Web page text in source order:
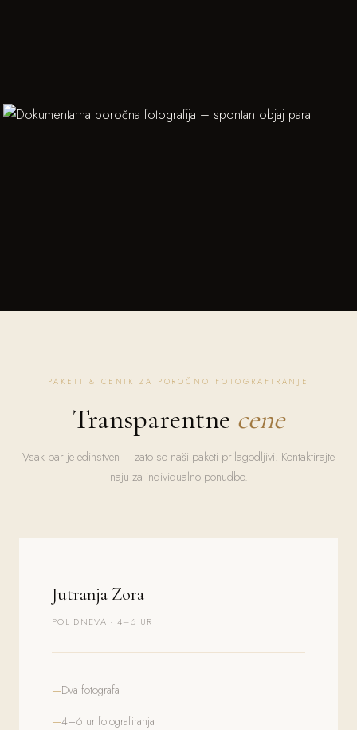
PAKETI & CENIK ZA POROČNO FOTOGRAFIRANJE
Transparentne cene
Vsak par je edinstven – zato so naši paketi prilagodljivi. Kontaktirajte
naju za individualno ponudbo.
Jutranja Zora
POL DNEVA · 4–6 UR
Dva fotografa
4–6 ur fotografiranja